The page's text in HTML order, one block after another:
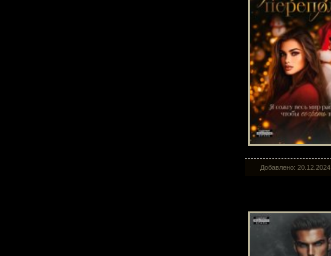
Добавлено: 20.12.2024